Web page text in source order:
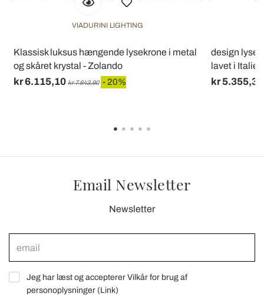
VIADURINI LIGHTING
Klassisk luksus hængende lysekrone i metal
og skåret krystal - Zolando
kr 6.115,10 kr 7.643,90 - 20%
design
lavet i Italien
kr 5.355,30
Email Newsletter
Newsletter
Jeg har læst og accepterer Vilkår for brug af
personoplysninger (Link)